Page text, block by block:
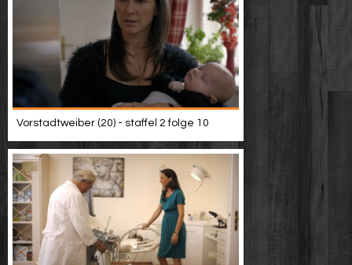
Vorstadtweiber (20) - staffel 2 folge 10